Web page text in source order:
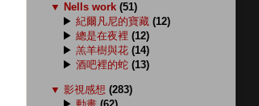
▼ Nells work (51)
▶ 紀爾凡尼的寶藏 (12)
▶ 總是在夜裡 (12)
▶ 羔羊樹與花 (14)
▶ 酒吧裡的蛇 (13)
▼ 影視感想 (283)